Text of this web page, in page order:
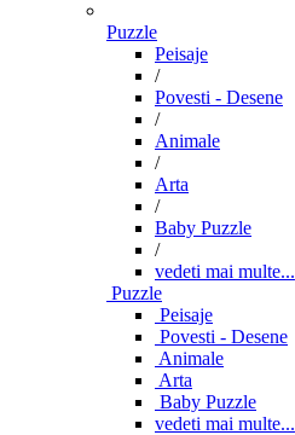
Puzzle
Peisaje
/
Povesti - Desene
/
Animale
/
Arta
/
Baby Puzzle
/
vedeti mai multe...
Puzzle
Peisaje
Povesti - Desene
Animale
Arta
Baby Puzzle
vedeti mai multe...